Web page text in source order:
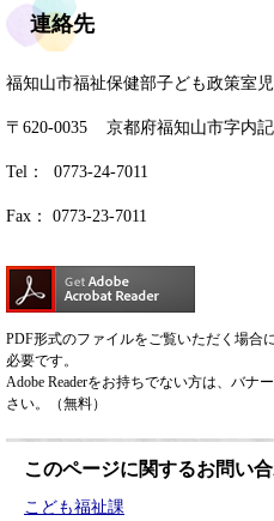
連絡先
福知山市福祉保健部子ども政策室
〒620-0035 京都府福知山市字内
Tel： 0773-24-7011
Fax： 0773-23-7011
PDF形式のファイルをご覧いただく場合
必要です。
Adobe Readerをお持ちでない方は、バ
さい。（無料）
このページに関するお問い
こども福祉課